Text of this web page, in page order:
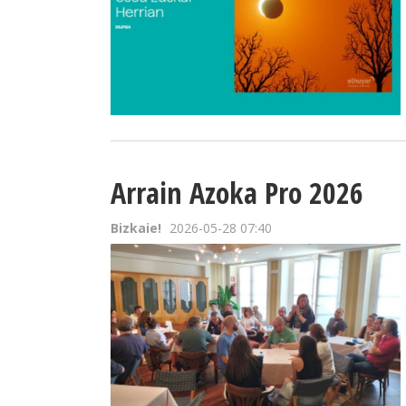
Arrain Azoka Pro 2026
Bizkaie! 2026-05-28 07:40